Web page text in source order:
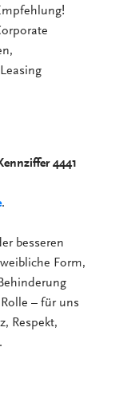
4441
.
besseren
Form,
– für uns
Respekt,